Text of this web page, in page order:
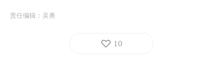
责任编辑： 吴勇
10